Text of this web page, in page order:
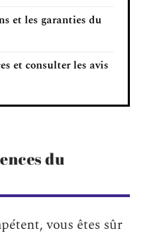
et les garanties du
et consulter les avis
du
vous êtes sûr